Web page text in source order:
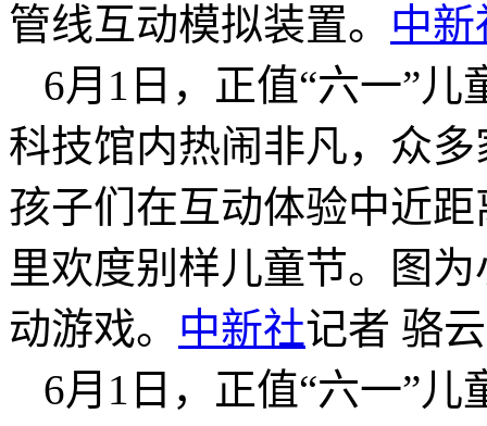
管线互动模拟装置。 中新
6月1日，正值“六一”
科技馆内热闹非凡，众
孩子们在互动体验中近
里欢度别样儿童节。图
动游戏。 中新社记者 骆
6月1日，正值“六一”